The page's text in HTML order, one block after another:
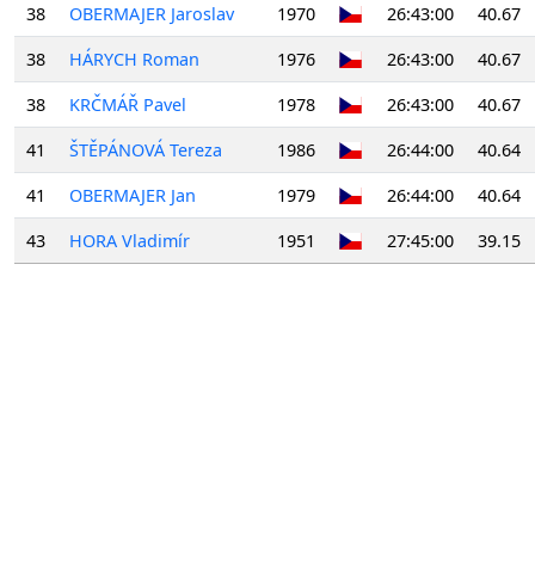
38
OBERMAJER Jaroslav 1970 26:43:00
40.67
38
HÁRYCH Roman 1976 26:43:00
40.67
38
KRČMÁŘ Pavel 1978 26:43:00
40.67
41
ŠTĚPÁNOVÁ Tereza 1986 26:44:00
40.64
41
OBERMAJER Jan 1979 26:44:00
40.64
43
HORA Vladimír 1951 27:45:00 39.15